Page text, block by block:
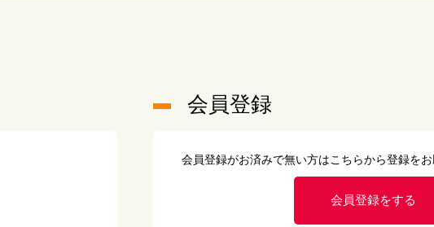
会員登録
会員登録がお済みで無い方はこちらから登録をお
会員登録をする